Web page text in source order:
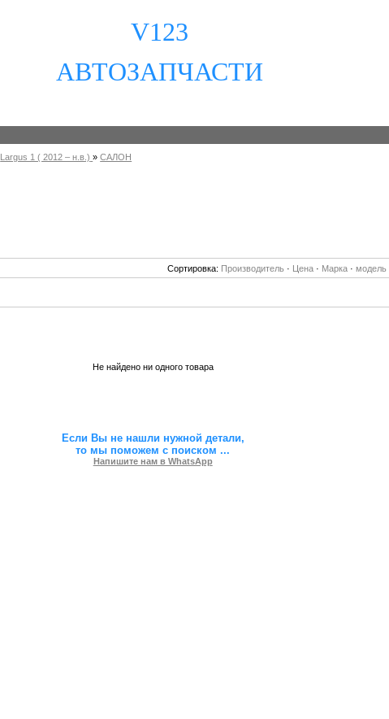
V123
АВТОЗАПЧАСТИ
Largus 1 ( 2012 – н.в.) »САЛОН
Сортировка: Производитель · Цена · Марка ·модель
Не найдено ни одного товара
Если Вы не нашли нужной детали,
то мы поможем с поиском...
Напишите нам в WhatsApp